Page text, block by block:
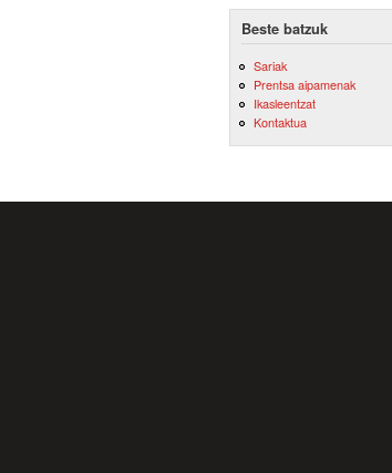
Beste batzuk
Sariak
Prentsa aipamenak
Ikasleentzat
Kontaktua